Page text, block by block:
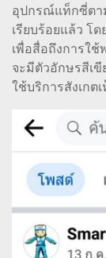
อุปกรณ์แท็กซี่ตา
เรียบร้อยแล้ว โ
เพื่อสื่อถึงการใ
จะมีตัวอักษรสีเขี
ใช้บริการสังเกต